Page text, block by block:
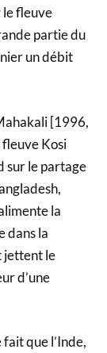
le fleuve
partie du
un débit
[1996,
fleuve Kosi
sur le partage
la
dans la
jettent le
d’une
que l’Inde,